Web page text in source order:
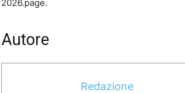
2026.page.
Autore
Redazione